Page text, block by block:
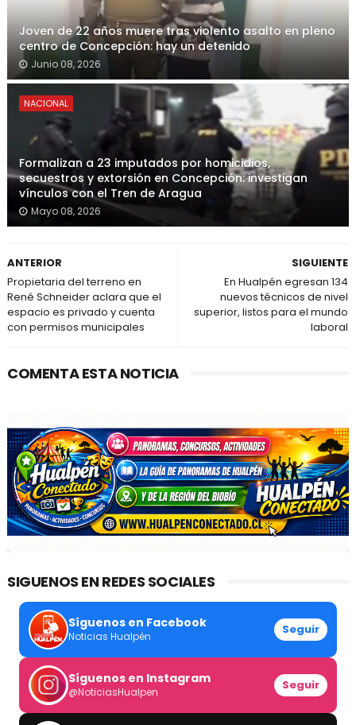
Joven de 22 años muere tras violento asalto en pleno
centro de Concepción: hay un detenido
Junio 08, 2026
NACIONAL
Formalizan a 23 imputados por homicidios,
secuestros y extorsión en Concepción: investigan
vínculos con el Tren de Aragua
Mayo 08, 2026
SIGUIENTE
En Hualpén egresan 134
nuevos técnicos de nivel
superior, listos para el mundo
laboral
ANTERIOR
Propietaria del terreno en
René Schneider aclara que el
espacio es privado y cuenta
con permisos municipales
COMENTA ESTA NOTICIA
SIGUENOS EN REDES SOCIALES
Síguenos en Facebook
Noticias Hualpén Seguir
Síguenos en Instagram
@NoticiasHualpen Seguir